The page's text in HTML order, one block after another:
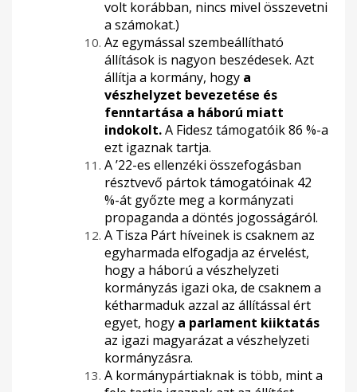
volt korábban, nincs mivel összevetni
a számokat.)
Az egymással szembeállítható
állítások is nagyon beszédesek. Azt
állítja a kormány, hogy a
vészhelyzet bevezetése és
fenntartása a háború miatt
indokolt.A Fidesz támogatóik 86 %-a
ezt igaznak tartja.
A ’22-es ellenzéki összefogásban
résztvevő pártok támogatóinak 42
%-át győzte meg a kormányzati
propaganda a döntés jogosságáról.
A Tisza Párt híveinek is csaknem az
egyharmada elfogadja az érvelést,
hogy a háború a vészhelyzeti
kormányzás igazi oka, de csaknem a
kétharmaduk azzal az állítással ért
egyet, hogy a parlament kiiktatás
az igazi magyarázat a vészhelyzeti
kormányzásra.
A kormánypártiaknak is több, mint a